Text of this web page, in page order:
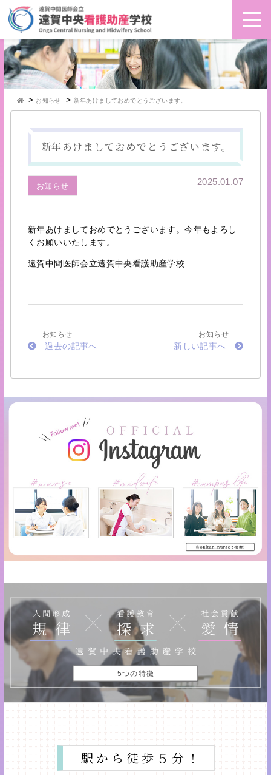
> お知らせ > 新年あけましておめでとうございます。
新年あけましておめでとうございます。
お知らせ 2025.01.07
新年あけましておめでとうございます。今年もよろし
くお願いいたします。
遠賀中間医師会立遠賀中央看護助産学校
お知らせ
過去の記事へ
お知らせ
新しい記事へ
5つの特徴
駅から徒歩５分！